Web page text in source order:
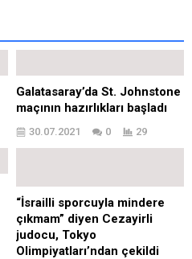
Galatasaray’da St. Johnstone
maçının hazırlıkları başladı
30.07.2021 0 29
“İsrailli sporcuyla mindere
çıkmam” diyen Cezayirli
judocu, Tokyo
Olimpiyatları’ndan çekildi